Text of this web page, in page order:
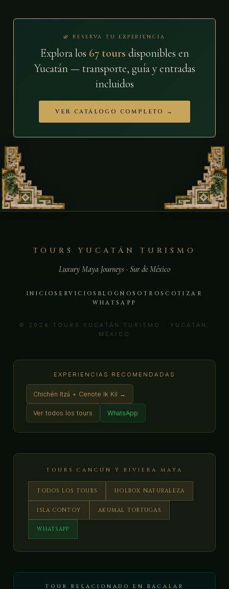
🌿 RESERVA TU EXPERIENCIA
Explora los 67 tours disponibles en
Yucatán — transporte, guía y entradas
incluidos
VER CATÁLOGO COMPLETO →
TOURS YUCATÁN TURISMO
Luxury Maya Journeys · Sur de México
INICIOSERVICIOS BLOGNOSOTROS COTIZAR
WHATSAPP
© 2026 TOURS YUCATÁN TURISMO · YUCATÁN,
MÉXICO
EXPERIENCIAS RECOMENDADAS
Chichén Itzá + Cenote Ik Kil →
Ver todos los tours WhatsApp
TOURS CANCÚN Y RIVIERA MAYA
TODOS LOS TOURS HOLBOX NATURALEZA
ISLA CONTOY AKUMAL TORTUGAS
WHATSAPP
TOUR RELACIONADO EN BACALAR